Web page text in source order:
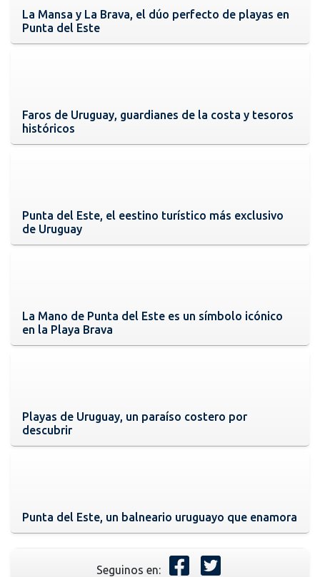
La Mansa y La Brava, el dúo perfecto de playas en
Punta del Este
Faros de Uruguay, guardianes de la costa y tesoros
históricos
Punta del Este, el eestino turístico más exclusivo
de Uruguay
La Mano de Punta del Este es un símbolo icónico
en la Playa Brava
Playas de Uruguay, un paraíso costero por
descubrir
Punta del Este, un balneario uruguayo que enamora
Seguinos en: